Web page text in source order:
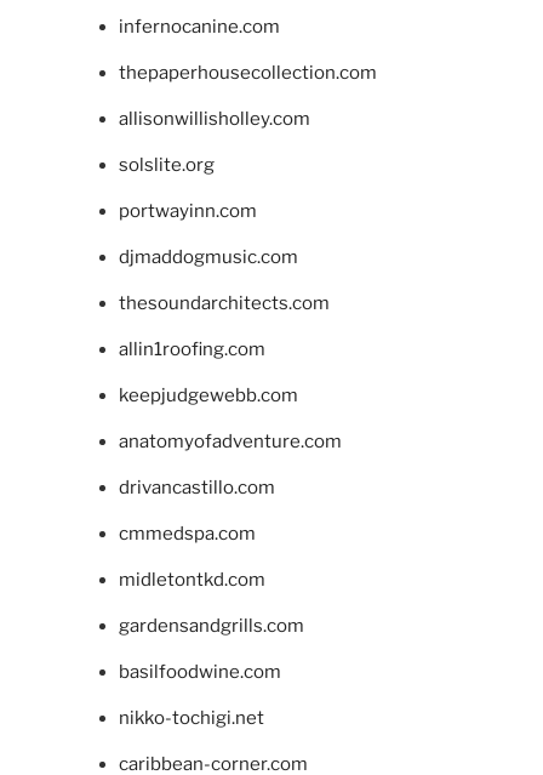
infernocanine.com
thepaperhousecollection.com
allisonwillisholley.com
solslite.org
portwayinn.com
djmaddogmusic.com
thesoundarchitects.com
allin1roofing.com
keepjudgewebb.com
anatomyofadventure.com
drivancastillo.com
cmmedspa.com
midletontkd.com
gardensandgrills.com
basilfoodwine.com
nikko-tochigi.net
caribbean-corner.com